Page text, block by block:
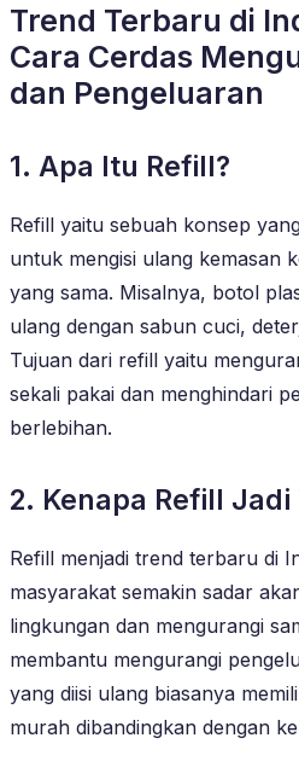
Trend Terbaru di
Cara Cerdas
dan Pengeluaran
1. Apa Itu Refill?
Refill yaitu sebuah konsep
untuk mengisi ulang kemasan
yang sama. Misalnya, botol
ulang dengan sabun cuci,
Tujuan dari refill yaitu
sekali pakai dan menghindari
berlebihan.
2. Kenapa Refill
Refill menjadi trend terbaru di
masyarakat semakin sadar
lingkungan dan mengurangi
membantu mengurangi
yang diisi ulang biasanya
murah dibandingkan dengan